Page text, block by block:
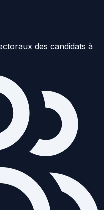
des candidats à